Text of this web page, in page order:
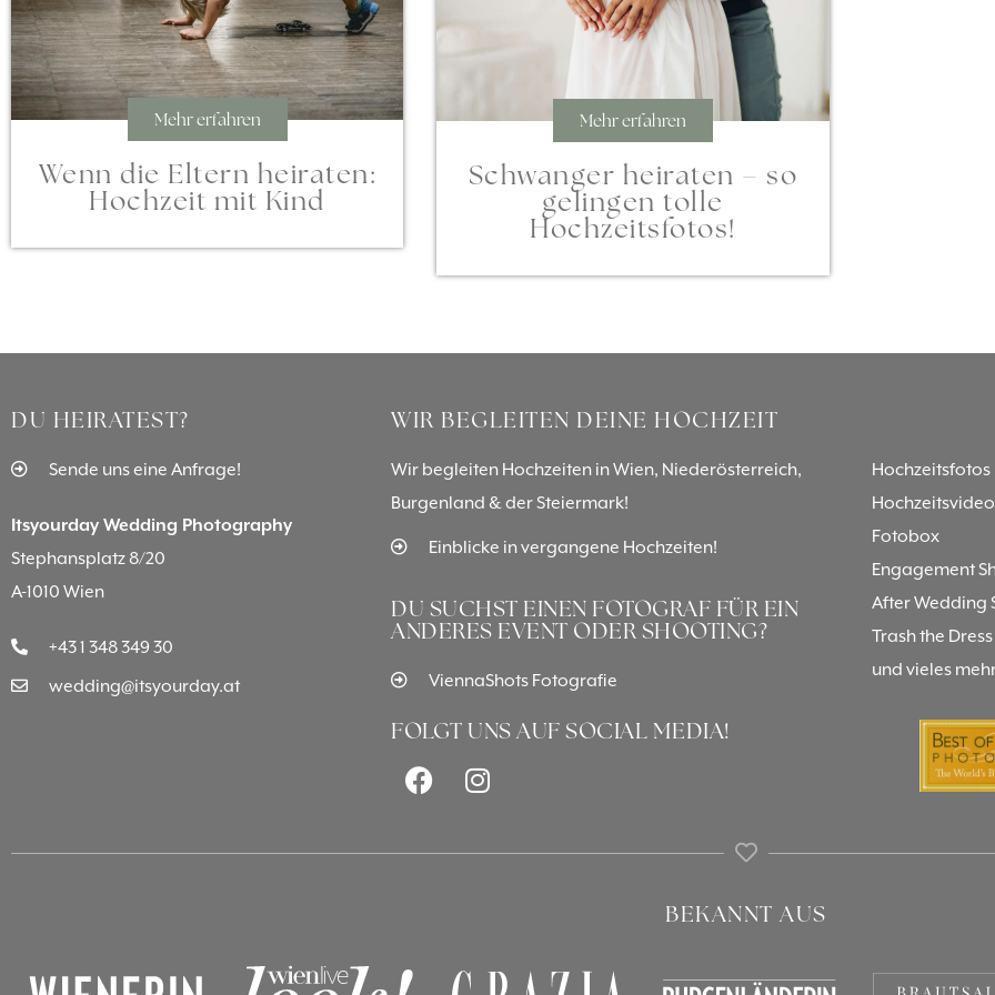
Mehr erfahren
Wenn die Eltern heiraten:
Hochzeit mit Kind
Mehr erfahren
Schwanger heiraten – so
gelingen tolle
Hochzeitsfotos!
DU HEIRATEST?
Sende uns eine Anfrage!
Itsyourday Wedding Photography
Stephansplatz 8/20
A-1010 Wien
+43 1 348 349 30
wedding@itsyourday.at
WIR BEGLEITEN DEINE HOCHZEIT
Wir begleiten Hochzeiten in Wien, Niederösterreich,
Burgenland & der Steiermark!
Einblicke in vergangene Hochzeiten!
DU SUCHST EINEN FOTOGRAF FÜR EIN
ANDERES EVENT ODER SHOOTING?
ViennaShots Fotografie
FOLGT UNS AUF SOCIAL MEDIA!
Hochzeitsfotos
Fotobox
Engagement
After Wedding
Trash the
und vieles
BEKANNT AUS